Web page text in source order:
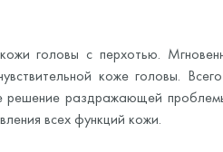
головы с перхотью.
коже головы.
решение раздражающей
всех функций кожи.